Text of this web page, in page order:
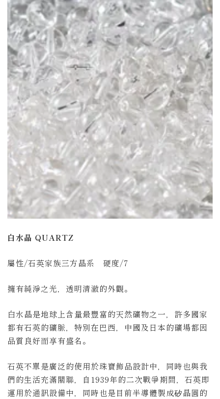
白水晶 QUARTZ
屬性/石英家族三方晶系 硬度/7
擁有純淨之光，透明清澈的外觀。
白水晶是地球上含量最豐富的天然礦物之一， 許多國家
都有石英的礦脈，特別在巴西，中國及日本的礦場都因
品質良好而享有盛名。
石英不單是廣泛的使用於珠寶飾品設計中，同時也與我
們的生活充滿關聯，自1939年的二次戰爭期間，石英即
運用於通訊設備中，同時也是目前半導體製成矽晶圓的